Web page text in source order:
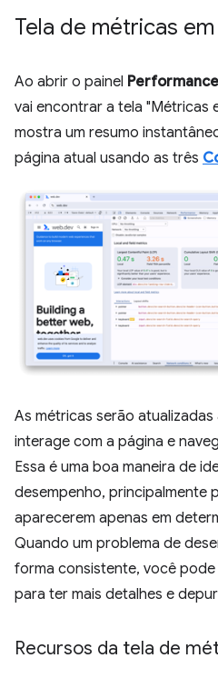
Tela de métricas
Ao abrir o painel Performance
vai encontrar a tela "Métricas
mostra um resumo
página atual usando as três
As métricas serão
interage com a página e
Essa é uma boa maneira de
desempenho, principalmente
aparecerem apenas em
Quando um problema de
forma consistente, você pode
para ter mais detalhes e
Recursos da tela de